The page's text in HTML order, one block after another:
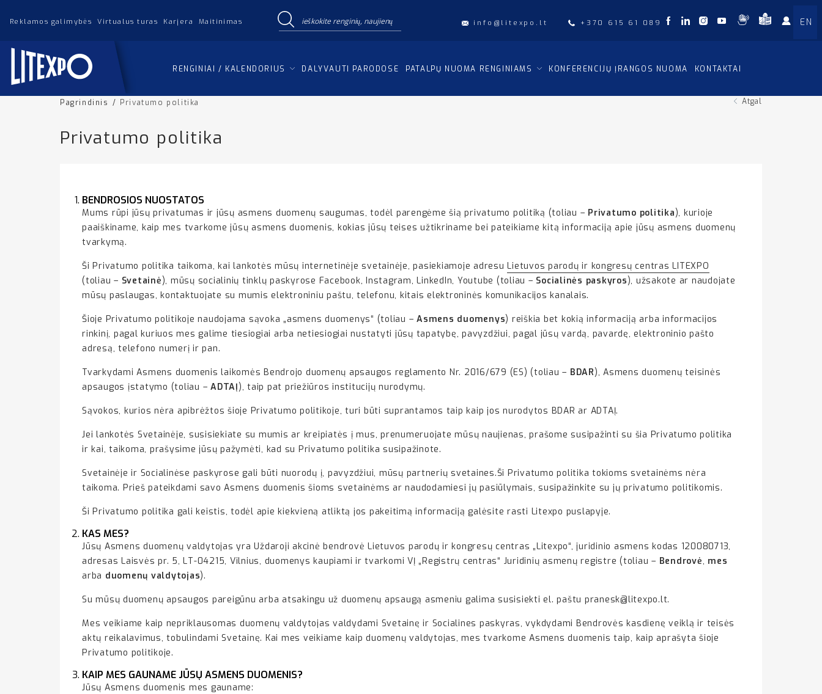
Reklamos galimybės Virtualus turas Karjera Maitinimas info@litexpo.lt +370 615 61 089 EN
RENGINIAI / KALENDORIUS DALYVAUTI PARODOSE PATALPŲ NUOMA RENGINIAMS KONFERENCIJŲ ĮRANGOS NUOMA KONTAKTAI
Pagrindinis / Privatumo politika Atgal
Privatumo politika
BENDROSIOS NUOSTATOS
Mums rūpi jūsų privatumas ir jūsų asmens duomenų saugumas, todėl parengėme šią privatumo politiką (toliau – Privatumo politika), kurioje
paaiškiname, kaip mes tvarkome jūsų asmens duomenis, kokias jūsų teises užtikriname bei pateikiame kitą informaciją apie jūsų asmens duomenų
tvarkymą.
Ši Privatumo politika taikoma, kai lankotės mūsų internetinėje svetainėje, pasiekiamoje adresuLietuvos parodų ir kongresų centras LITEXPO
(toliau – Svetainė), mūsų socialinių tinklų paskyrose Facebook, Instagram, LinkedIn, Youtube (toliau – Socialinės paskyros), užsakote ar naudojate
mūsų paslaugas, kontaktuojate su mumis elektroniniu paštu, telefonu, kitais elektroninės komunikacijos kanalais.
Šioje Privatumo politikoje naudojama sąvoka „asmens duomenys“ (toliau – Asmens duomenys) reiškia bet kokią informaciją arba informacijos
rinkinį, pagal kuriuos mes galime tiesiogiai arba netiesiogiai nustatyti jūsų tapatybę, pavyzdžiui, pagal jūsų vardą, pavardę, elektroninio pašto
adresą, telefono numerį ir pan.
Tvarkydami Asmens duomenis laikomės Bendrojo duomenų apsaugos reglamento Nr. 2016/679 (ES) (toliau – BDAR), Asmens duomenų teisinės
apsaugos įstatymo (toliau – ADTAĮ), taip pat priežiūros institucijų nurodymų.
Sąvokos, kurios nėra apibrėžtos šioje Privatumo politikoje, turi būti suprantamos taip kaip jos nurodytos BDAR ar ADTAĮ.
Jei lankotės Svetainėje, susisiekiate su mumis ar kreipiatės į mus, prenumeruojate mūsų naujienas, prašome susipažinti su šia Privatumo politika
ir kai, taikoma, prašysime jūsų pažymėti, kad su Privatumo politika susipažinote.
Svetainėje ir Socialinėse paskyrose gali būti nuorodų į, pavyzdžiui, mūsų partnerių svetaines.Ši Privatumo politika tokioms svetainėms nėra
taikoma. Prieš pateikdami savo Asmens duomenis šioms svetainėms ar naudodamiesi jų pasiūlymais, susipažinkite su jų privatumo politikomis.
Ši Privatumo politika gali keistis, todėl apie kiekvieną atliktą jos pakeitimą informaciją galėsite rasti Litexpo puslapyje.
KAS MES?
Jūsų Asmens duomenų valdytojas yra Uždaroji akcinė bendrovė Lietuvos parodų ir kongresų centras „Litexpo“, juridinio asmens kodas 120080713,
adresas Laisvės pr. 5, LT-04215, Vilnius, duomenys kaupiami ir tvarkomi VĮ „Registrų centras“ Juridinių asmenų registre (toliau – Bendrovė, mes
arba duomenų valdytojas).
Su mūsų duomenų apsaugos pareigūnu arba atsakingu už duomenų apsaugą asmeniu galima susisiekti el. paštu pranesk@litexpo.lt.
Mes veikiame kaip nepriklausomas duomenų valdytojas valdydami Svetainę ir Socialines paskyras, vykdydami Bendrovės kasdienę veiklą ir teisės
aktų reikalavimus, tobulindami Svetainę. Kai mes veikiame kaip duomenų valdytojas, mes tvarkome Asmens duomenis taip, kaip aprašyta šioje
Privatumo politikoje.
KAIP MES GAUNAME JŪSŲ ASMENS DUOMENIS?
Jūsų Asmens duomenis mes gauname: